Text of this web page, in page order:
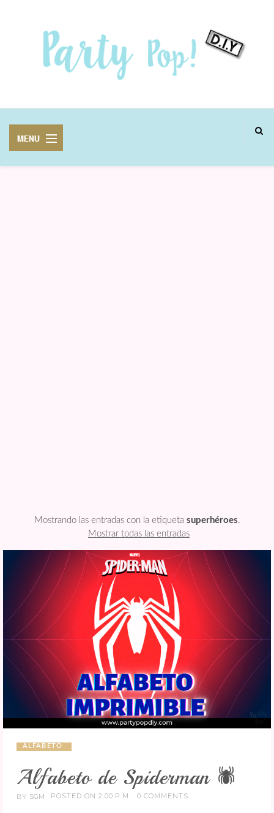
Mostrando las entradas con la etiqueta superhéroes.
Mostrar todas las entradas
ALFABETO
Alfabeto de Spiderman 🕷️
BY SGM POSTED ON 2:00 P.M. 0 COMMENTS